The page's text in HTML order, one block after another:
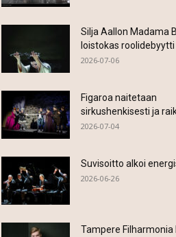
Silja Aallon Madama
loistokas roolidebyytti
2026-07-06
Figaroa naitetaan
sirkushenkisesti ja
2026-07-04
Suvisoitto alkoi
2026-06-26
Tampere Filharmonia